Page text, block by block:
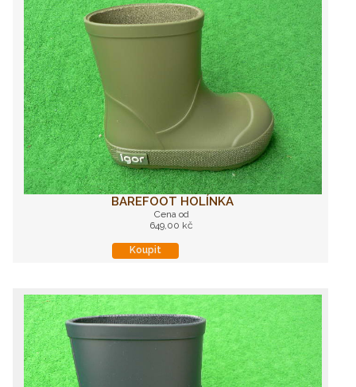
BAREFOOT HOLÍNKA
Cena od
649,00 kč
Koupit